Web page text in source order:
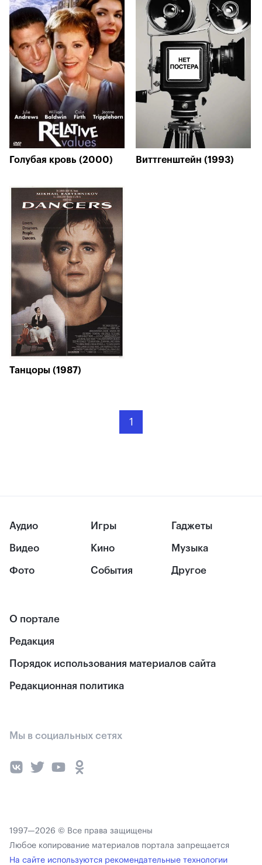
Голубая кровь (2000) Виттгенштейн (1993)
Танцоры (1987)
1
Аудио
Видео
Фото
Игры
Кино
События
Гаджеты
Музыка
Другое
О портале
Редакция
Порядок использования материалов сайта
Редакционная политика
Мы в социальных сетях
1997—2026 © Все права защищены
Любое копирование материалов портала запрещается
На сайте используются рекомендательные технологии